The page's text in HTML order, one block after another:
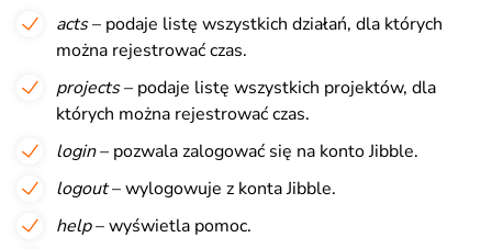
acts– podaje listę wszystkich działań, dla których
można rejestrować czas.
projects– podaje listę wszystkich projektów, dla
których można rejestrować czas.
login– pozwala zalogować się na konto Jibble.
logout– wylogowuje z konta Jibble.
help– wyświetla pomoc.